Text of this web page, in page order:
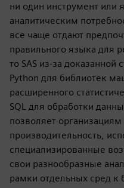
ни один инструмент или
аналитическим
все чаще отдают
правильного языка для
то SAS из-за доказанной
Python для библиотек
расширенного
SQL для обработки
позволяет
производительность,
специализированные
свои разнообразные
рамки отдельных сред